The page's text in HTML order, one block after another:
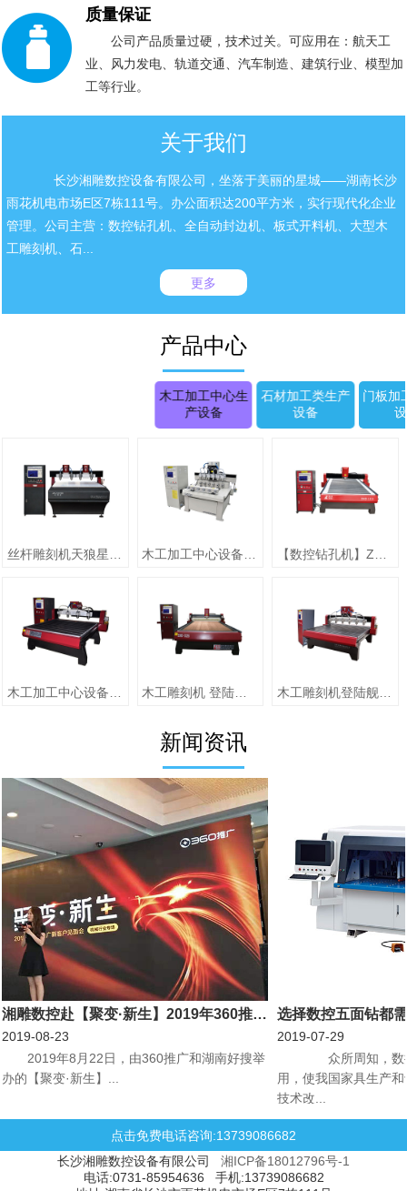
质量保证
公司产品质量过硬，技术过关。可应用在：航天工
业、风力发电、轨道交通、汽车制造、建筑行业、模型加
工等行业。
关于我们
长沙湘雕数控设备有限公司，坐落于美丽的星城——湖南长沙
雨花机电市场E区7栋111号。办公面积达200平方米，实行现代化企业
管理。公司主营：数控钻孔机、全自动封边机、板式开料机、大型木
工雕刻机、石...
更多
产品中心
木工加工中心生
产设备
石材加工类生产
设备
门板加
木工雕刻机登陆舰系列 ZMD-1618A
新闻资讯
湘雕数控赴【聚变·新生】2019年360推广新客户见面会机械行业专场会议
2019-08-23
​2019年8月22日，由360推广和湖南好搜举
办的【聚变·新生】...
选择数控五面钻都
2019-07-29
众所周知，数
用，使我国家具生产
技术改...
点击免费电话咨询:13739086682
长沙湘雕数控设备有限公司 湘ICP备18012796号-1
电话:0731-85954636 手机:13739086682